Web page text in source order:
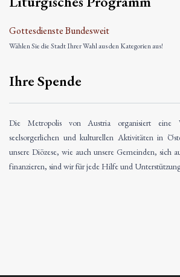
Gottesdienste Bundesweit
Wählen Sie die Stadt Ihrer Wahl aus den Kategorien aus!
Ihre Spende
Die Metropolis von Austria organisiert eine
seelsorgerlichen und kulturellen Aktivitäten in
unsere Diözese, wie auch unsere Gemeinden, sich
finanzieren, sind wir für jede Hilfe und